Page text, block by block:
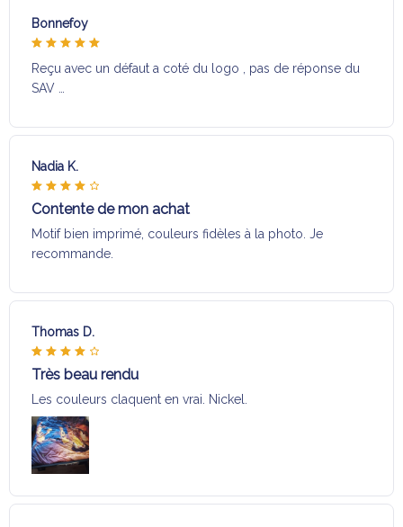
Bonnefoy
Reçu avec un défaut a coté du logo , pas de réponse du
SAV …
Nadia K.
Contente de mon achat
Motif bien imprimé, couleurs fidèles à la photo. Je
recommande.
Thomas D.
Très beau rendu
Les couleurs claquent en vrai. Nickel.